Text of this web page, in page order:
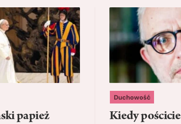
papież
Duchowość
Kiedy pościcie